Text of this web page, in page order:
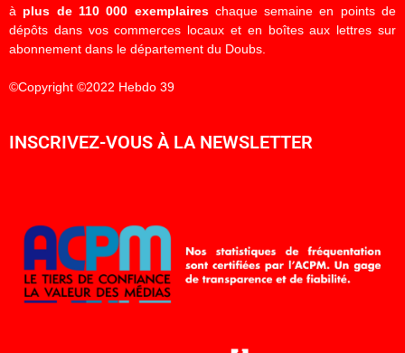
à plus de 110 000 exemplaireschaque semaine en points de
dépôts dans vos commerces locaux et en boîtes aux lettres sur
abonnement dans le département du Doubs.
©Copyright ©2022 Hebdo 39
INSCRIVEZ-VOUS À LA NEWSLETTER